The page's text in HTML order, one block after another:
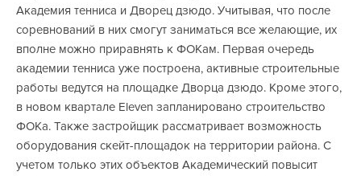
Академия тенниса и Дворец дзюдо. Учитывая, что после
соревнований в них смогут заниматься все желающие, их
вполне можно приравнять к ФОКам. Первая очередь
академии тенниса уже построена, активные строительные
работы ведутся на площадке Дворца дзюдо. Кроме этого,
в новом квартале Eleven запланировано строительство
ФОКа. Также застройщик рассматривает возможность
оборудования скейт-площадок на территории района. С
учетом только этих объектов Академический повысит